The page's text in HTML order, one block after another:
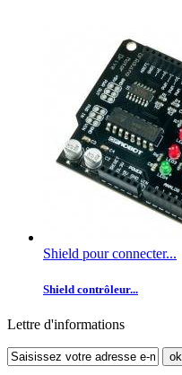
Shield pour connecter...
Shield contrôleur...
Lettre d'informations
ok